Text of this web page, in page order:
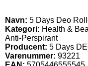
Navn: 5 Days Deo
Kategori: Health &
Anti-Perspirant
Producent: 5 Days
Varenummer: 93221